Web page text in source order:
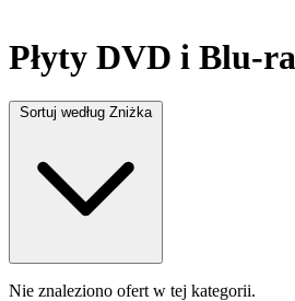
Płyty DVD i Blu-
Sortuj według Zniżka
Nie znaleziono ofert w tej kategorii.